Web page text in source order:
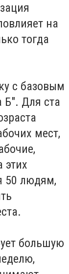
на
тогда
с базовым
Б". Для ста
мест,
этих
50 людям,
большую